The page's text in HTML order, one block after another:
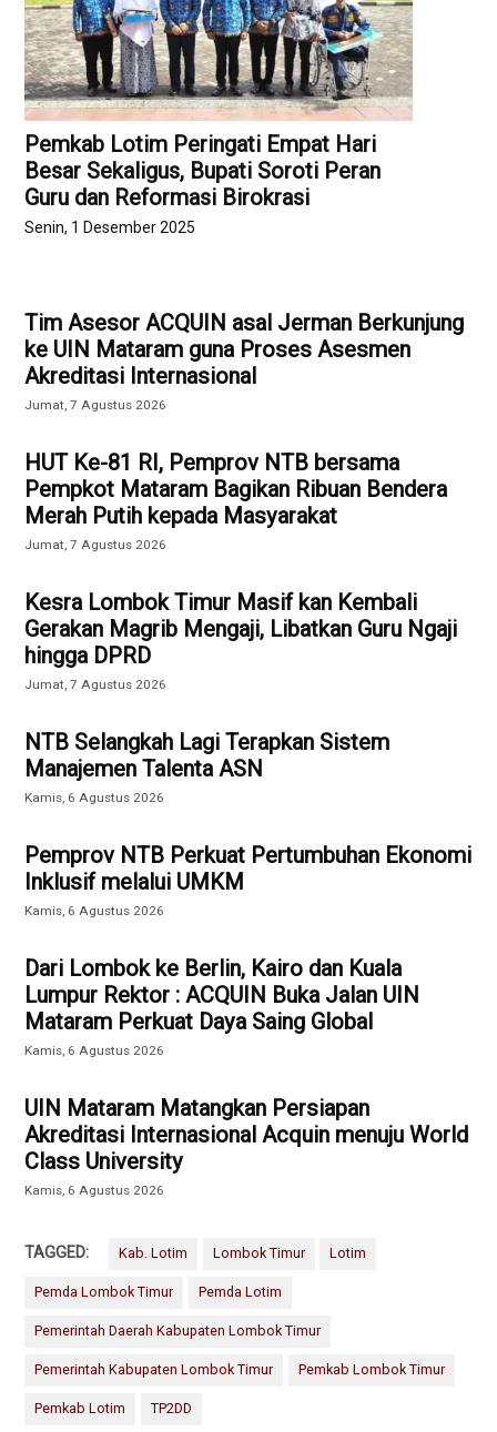
Pemkab Lotim Peringati Empat Hari
Besar Sekaligus, Bupati Soroti Peran
Guru dan Reformasi Birokrasi
Senin, 1 Desember 2025
Tim Asesor ACQUIN asal Jerman Berkunjung
ke UIN Mataram guna Proses Asesmen
Akreditasi Internasional
Jumat, 7 Agustus 2026
HUT Ke-81 RI, Pemprov NTB bersama
Pempkot Mataram Bagikan Ribuan Bendera
Merah Putih kepada Masyarakat
Jumat, 7 Agustus 2026
Kesra Lombok Timur Masif kan Kembali
Gerakan Magrib Mengaji, Libatkan Guru Ngaji
hingga DPRD
Jumat, 7 Agustus 2026
NTB Selangkah Lagi Terapkan Sistem
Manajemen Talenta ASN
Kamis, 6 Agustus 2026
Pemprov NTB Perkuat Pertumbuhan Ekonomi
Inklusif melalui UMKM
Kamis, 6 Agustus 2026
Dari Lombok ke Berlin, Kairo dan Kuala
Lumpur Rektor : ACQUIN Buka Jalan UIN
Mataram Perkuat Daya Saing Global
Kamis, 6 Agustus 2026
UIN Mataram Matangkan Persiapan
Akreditasi Internasional Acquin menuju World
Class University
Kamis, 6 Agustus 2026
TAGGED: Kab. Lotim Lombok Timur Lotim
Pemda Lombok Timur Pemda Lotim
Pemerintah Daerah Kabupaten Lombok Timur
Pemerintah Kabupaten Lombok Timur Pemkab Lombok Timur
Pemkab Lotim TP2DD